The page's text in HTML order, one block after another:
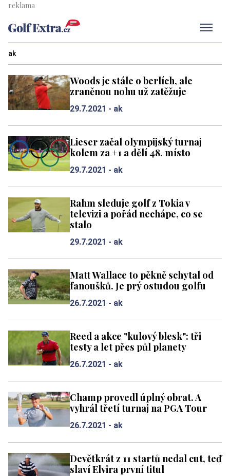
ak
Woods je stále o berlích, ale
zraněnou nohu už zatěžuje
29.7.2021 - ak
Lieser začal olympijský turnaj
kolem za +1 a dělí 48. místo
29.7.2021 - ak
Rahm sleduje golf z Tokia v
televizi a pořád nechápe, co se
stalo
29.7.2021 - ak
Matt Wallace to pěkně schytal od
fanoušků. Je prý ostudou golfu
26.7.2021 - ak
Reed a akce "kulový blesk": tři
testy a let přes půl planety
26.7.2021 - ak
Champ provedl úplný obrat. A
vyhrál třetí turnaj na PGA Tour
26.7.2021 - ak
Devětkrát z 11 startů nedal cut, teď
slaví Elvira první titul